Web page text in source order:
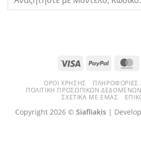
Visa PayPal
ΌΡΟΙ ΧΡΉΣΗΣ
ΠΟΛΙΤΙΚΉ ΠΡΟΣΩΠΙΚΏΝ ΔΕΔΟΜΈΝΩΝ
ΣΧΕΤΙΚΆ ΜΕ ΕΜΆΣ
Copyright 2026 © Siafliakis|